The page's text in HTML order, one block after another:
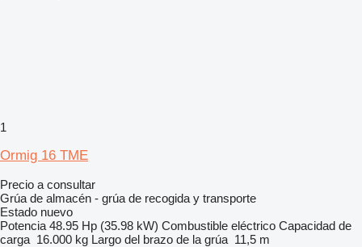
1
Ormig 16 TME
Precio a consultar
Grúa de almacén - grúa de recogida y transporte
Estado nuevo
Potencia 48.95 Hp (35.98 kW) Combustible eléctrico Capacidad de
carga 16.000 kg Largo del brazo de la grúa 11,5 m